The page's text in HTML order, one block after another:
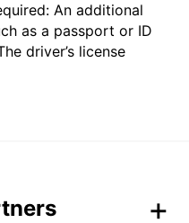
An additional
as a passport or ID
driver’s license